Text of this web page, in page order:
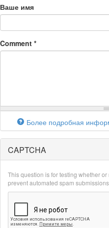
Ваше имя
Comment *
Более подробная
CAPTCHA
This question is for testing whether
prevent automated spam submissions.